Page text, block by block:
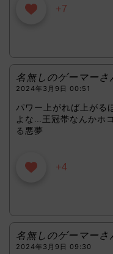
+7
名無しのゲーマーさ
2024年3月9日 00:51
パワー上がれば上がる
よな…王冠帯なんかホ
る悪夢
+4
名無しのゲーマーさ
2024年3月9日 09:30